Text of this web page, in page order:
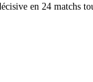
en 24 matchs